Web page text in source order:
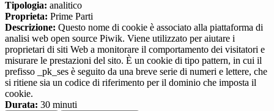
Tipologia: analitico
Proprieta: Prime Parti
Descrizione: Questo nome di cookie è associato alla piattaforma di
analisi web open source Piwik. Viene utilizzato per aiutare i
proprietari di siti Web a monitorare il comportamento dei visitatori e
misurare le prestazioni del sito. È un cookie di tipo pattern, in cui il
prefisso _pk_ses è seguito da una breve serie di numeri e lettere, che
si ritiene sia un codice di riferimento per il dominio che imposta il
cookie.
Durata: 30 minuti